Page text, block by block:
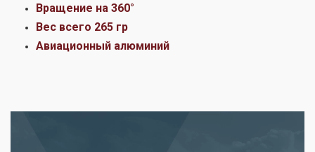
Вращение на 360°
Вес всего 265 гр
Авиационный алюминий